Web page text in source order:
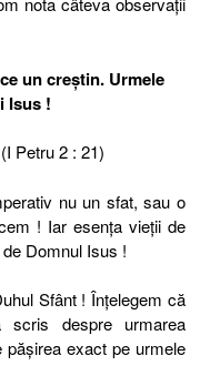
un creștin. Urmele
Isus !
Petru 2 : 21)
nu un sfat, sau o
! Iar esența vieții de
Domnul Isus !
Sfânt ! Înțelegem că
scris despre urmarea
pășirea exact pe urmele